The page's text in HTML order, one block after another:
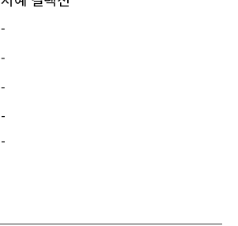
-
-
-
-
-